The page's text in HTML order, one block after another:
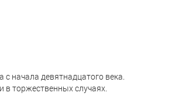
начала девятнадцатого века.
торжественных случаях.